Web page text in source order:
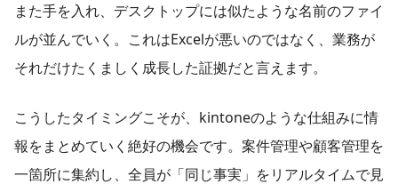
また手を入れ、デスクトップには似たような名前のファイ
ルが並んでいく。これはExcelが悪いのではなく、業務が
それだけたくましく成長した証拠だと言えます。
こうしたタイミングこそが、kintoneのような仕組みに情
報をまとめていく絶好の機会です。案件管理や顧客管理を
一箇所に集約し、全員が「同じ事実」をリアルタイムで見